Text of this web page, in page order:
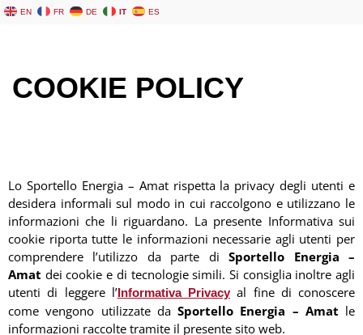
EN FR DE IT ES
COOKIE POLICY
Lo Sportello Energia – Amat rispetta la privacy degli utenti e
desidera informali sul modo in cui raccolgono e utilizzano le
informazioni che li riguardano. La presente Informativa sui
cookie riporta tutte le informazioni necessarie agli utenti per
comprendere l’utilizzo da parte diSportello Energia –
Amat dei cookie e di tecnologie simili. Si consiglia inoltre agli
utenti di leggere l’Informativa Privacy al fine di conoscere
come vengono utilizzate daSportello Energia – Amat le
informazioni raccolte tramite il presente sito web.